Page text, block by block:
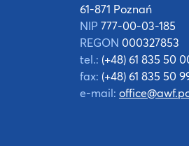
61-871 Poznań
NIP 777-00-03-185
REGON 000327853
tel.: (+48) 61 835 50
fax: (+48) 61 835 50
e-mail: